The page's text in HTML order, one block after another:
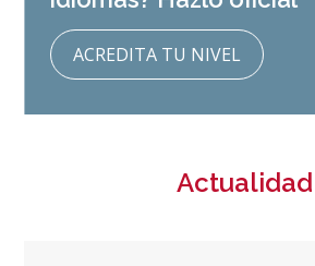
ACREDITA TU NIVEL
Actualidad